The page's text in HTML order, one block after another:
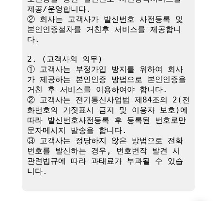
제공/운영합니다.
② 회사는 고객사가 발신번호 사전등록 및
본인인증절차를 거친후 서비스를 제공합니
다.
2. (고객사의 의무)
① 고객사는 부정가입 방지를 위하여 회사
가 제공하는 본인인증 방법으로 본인인증을
거친 후 서비스를 이용하여야 합니다.
② 고객사는 전기통신사업법 제84조의 2(전
화번호의 거짓표시 금지 및 이용자 보호)에
따라 발신번호사전등록 후 등록된 번호로만
문자메시지 발송을 합니다.
③ 고객사는 정당하지 않은 방법으로 전화
번호를 발신하는 경우, 번호변작 발견 시
관련법규에 따라 과태료가 부과될 수 있습
니다.